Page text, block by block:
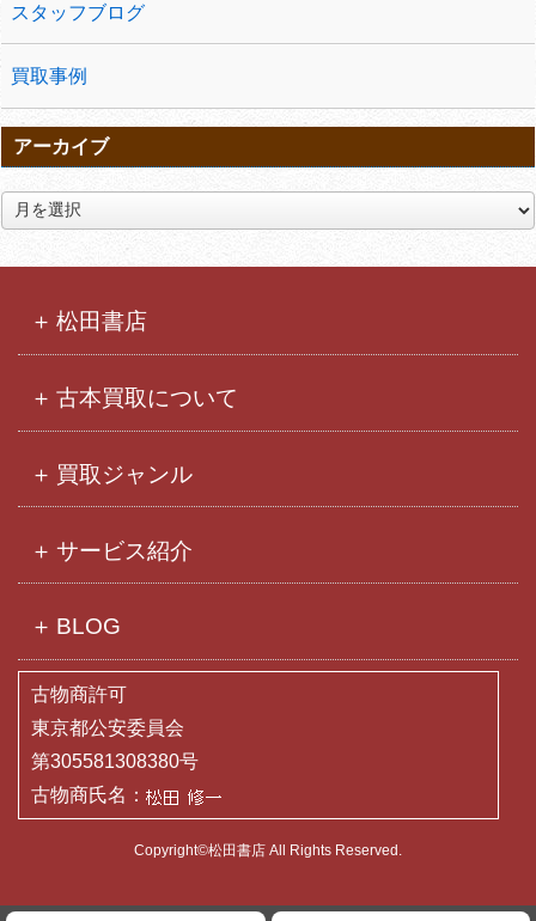
スタッフブログ
買取事例
アーカイブ
ア
ー
松田書店
古本買取について
買取ジャンル
サービス紹介
BLOG
古物商許可
東京都公安委員会
第305581308380号
古物商氏名：
Copyright©松田書店 All Rights Reserved.